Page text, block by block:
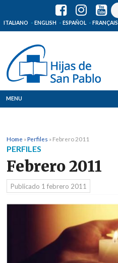
ITALIANO ENGLISH ESPAÑOL FRANÇAIS
MENU
Dónde estamos
Noticias
Recursos
Home »Perfiles » Febrero 2011
PERFILES
Febrero 2011
Publicado 1 febrero 2011